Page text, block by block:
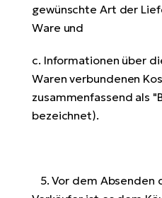
gewünschte Art der
Ware und
c. Informationen über
Waren verbundenen
zusammenfassend als
bezeichnet).
5. Vor dem Absenden